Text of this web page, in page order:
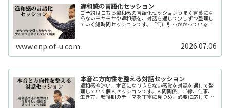
違和感の言語化セッション
ご予約はこちら違和感の言語化セッションうまく言葉にな
らないモヤモヤや違和感を、対話を通して少しずつ整理し
ていく短時間セッションです。「何に引っかかっているの
www.enp.of-u.com 2026.07.06
本音と方向性を整える対話セッション
違和感や迷い、本音になりきらない感覚を対話を通して整
理していく個人セッションです。人間関係、ご縁、仕事、
生き方、転換期のテーマを丁寧に見つめ、必要に応じてカ